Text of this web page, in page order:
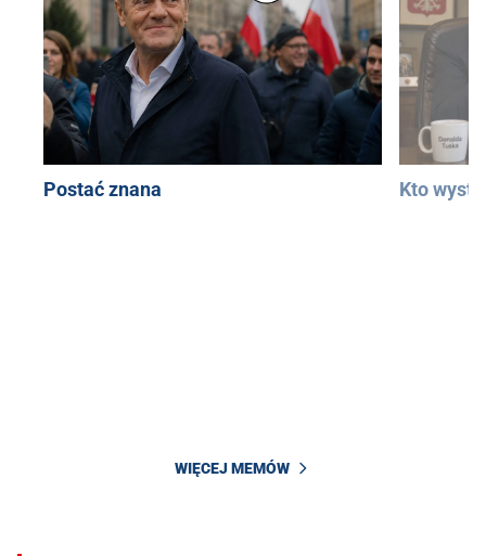
Postać znana Kto
WIĘCEJ MEMÓW